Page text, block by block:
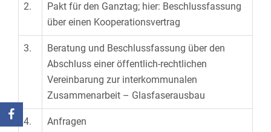
2.
Pakt für den Ganztag; hier: Beschlussfassung
über einen Kooperationsvertrag
3.
Beratung und Beschlussfassung über den
Abschluss einer öffentlich-rechtlichen
Vereinbarung zur interkommunalen
Zusammenarbeit – Glasfaserausbau
4. Anfragen